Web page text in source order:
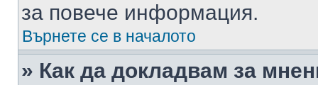
за повече информация.
Върнете се в началото
» Как да докладвам за